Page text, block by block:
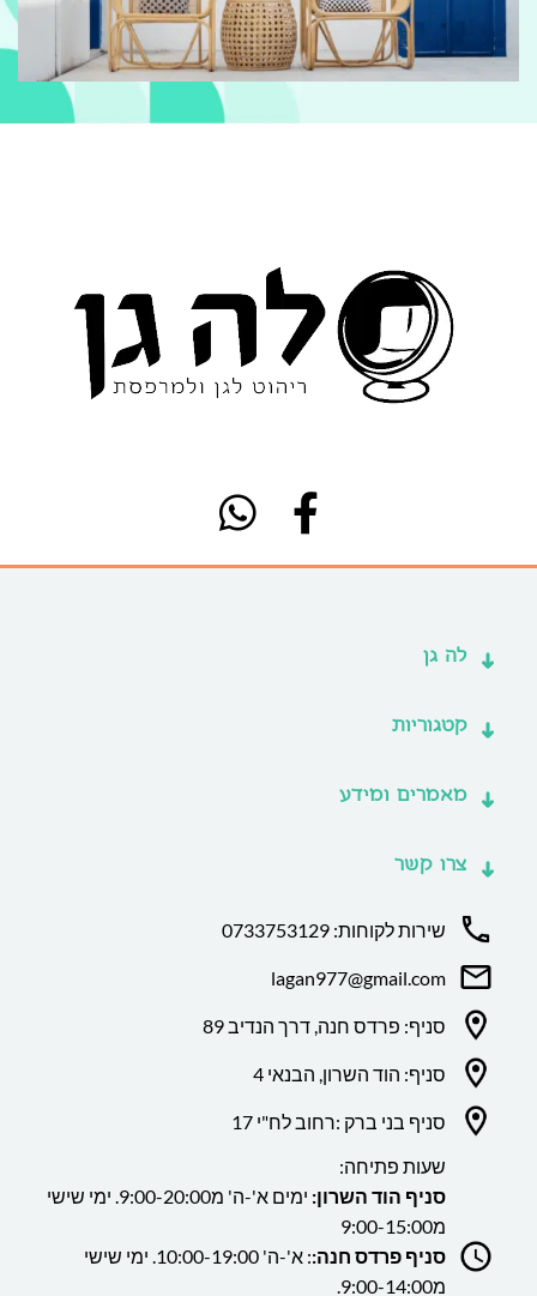
לה גן
קטגוריות
מאמרים ומידע
צרו קשר
שירות לקוחות: 0733753129
lagan977@gmail.com
סניף: פרדס חנה, דרך הנדיב 89
סניף: הוד השרון, הבנאי 4
סניף בני ברק :רחוב לח"י 17
שעות פתיחה:
סניף הוד השרון:
ימים א'-ה' מ9:00-20:00. ימי שישי
מ9:00-15:00
סניף פרדס חנה:
: א'-ה' 10:00-19:00. ימי שישי
מ9:00-14:00.